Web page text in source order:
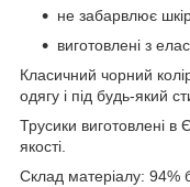
не забарвлює
виготовлені з
Класичний чорний
одягу і під будь-який
Трусики виготовлені в
якості.
Склад матеріалу: 94%